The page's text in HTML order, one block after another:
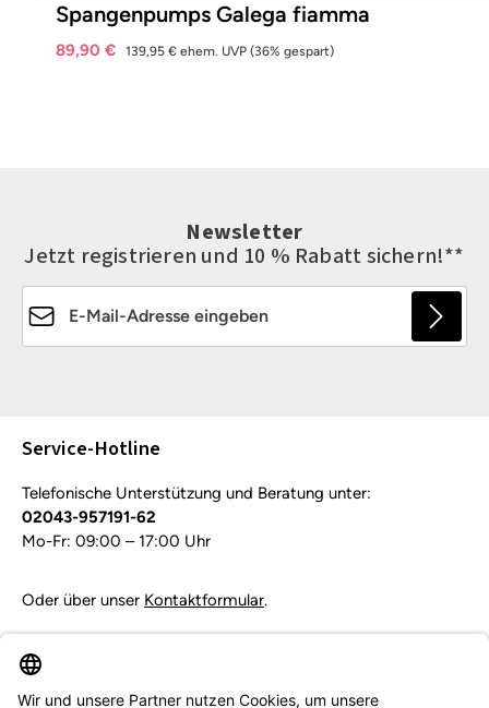
Spangenpumps Galega fiamma
89,90 € 139,95 € ehem. UVP (36% gespart)
Newsletter
Jetzt registrieren und 10 % Rabatt sichern!**
Service-Hotline
Telefonische Unterstützung und Beratung unter:
02043-957191-62
Mo-Fr: 09:00 – 17:00 Uhr
Oder über unser Kontaktformular.